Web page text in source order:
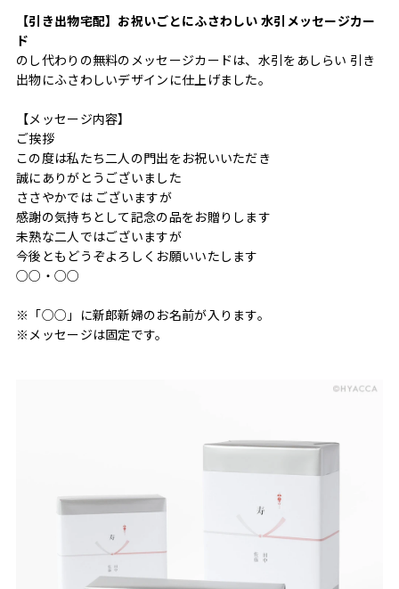
【引き出物宅配】お祝いごとにふさわしい 水引メッセージカー
ド
のし代わりの無料のメッセージカードは、水引をあしらい 引き
出物にふさわしいデザインに仕上げました。
【メッセージ内容】
ご挨拶
この度は私たち二人の門出をお祝いいただき
誠にありがとうございました
ささやかでは ございますが
感謝の気持ちとして記念の品をお贈りします
未熟な二人ではございますが
今後ともどうぞよろしくお願いいたします
○○・○○
※「○○」に新郎新婦のお名前が入ります。
※メッセージは固定です。